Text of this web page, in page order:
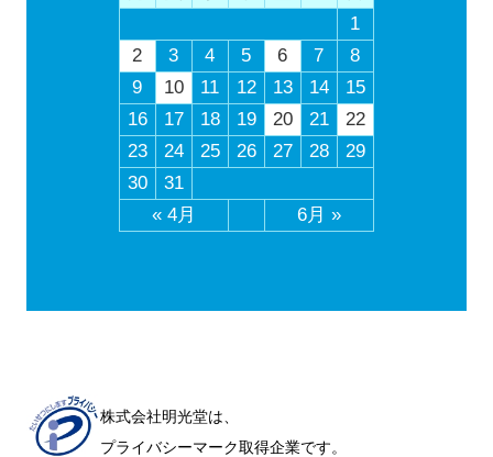
« 4月 6月 »
1
2
3 4 5 6 7
8
9
10 11 12 13 14
15
16
17 18 19 20 21
22
23
24 25 26 27 28
29
30
31
株式会社明光堂は、
プライバシーマーク取得企業です。